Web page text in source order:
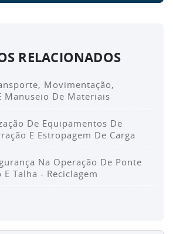
RELACIONADOS
Movimentação,
Manuseio De Materiais
De Equipamentos De
E Estropagem De Carga
Na Operação De Ponte
Talha - Reciclagem